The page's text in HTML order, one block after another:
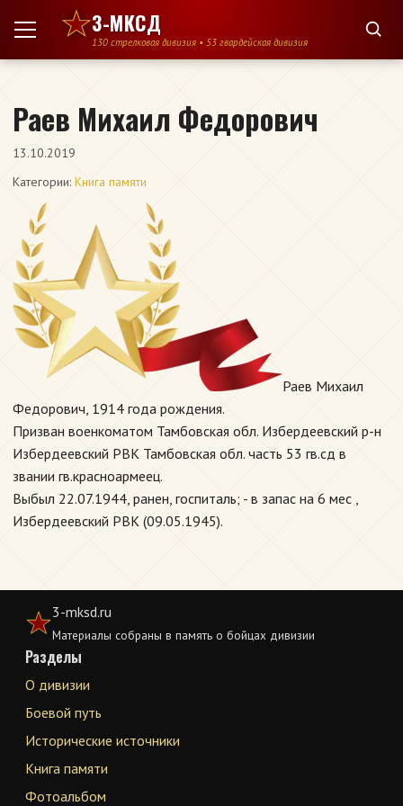
Перейти к содержимому
3-МКСД
130 стрелковая дивизия • 53 гвардейская дивизия
Раев Михаил Федорович
13.10.2019
Категории: Книга памяти
Раев Михаил
Федорович, 1914 года рождения.
Призван военкоматом Тамбовская обл. Избердеевский р-н
Избердеевский РВК Тамбовская обл. часть 53 гв.сд в
звании гв.красноармеец.
Выбыл 22.07.1944, ранен, госпиталь; - в запас на 6 мес ,
Избердеевский РВК (09.05.1945).
3-mksd.ru
Материалы собраны в память о бойцах дивизии
Разделы
О дивизии
Боевой путь
Исторические источники
Книга памяти
Фотоальбом